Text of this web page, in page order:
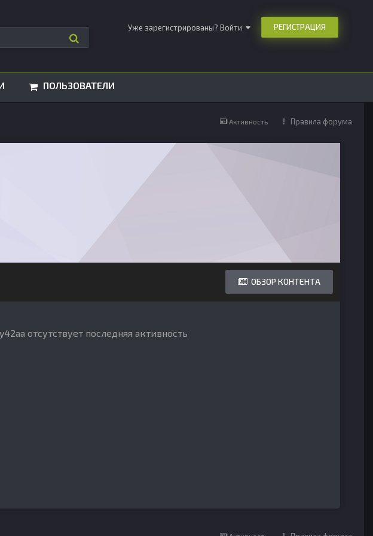
Уже зарегистрированы? Войти РЕГИСТРАЦИЯ
ПОЛЬЗОВАТЕЛИ
Активность Правила форума
ОБЗОР КОНТЕНТА
отсутствует последняя активность